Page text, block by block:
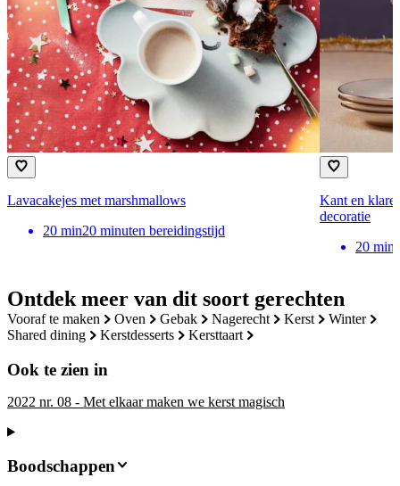
Ontdek meer van dit soort gerechten
vooraf te maken oven gebak nagerecht kerst
winter
shared dining
kerstdesserts kersttaart
Ook te zien in
2022 nr. 08 - Met elkaar maken we kerst magisch
Lavacakejes met marshmallows
20 min20 minuten bereidingstijd
Kant en klare
decoratie
20 min
Boodschappen